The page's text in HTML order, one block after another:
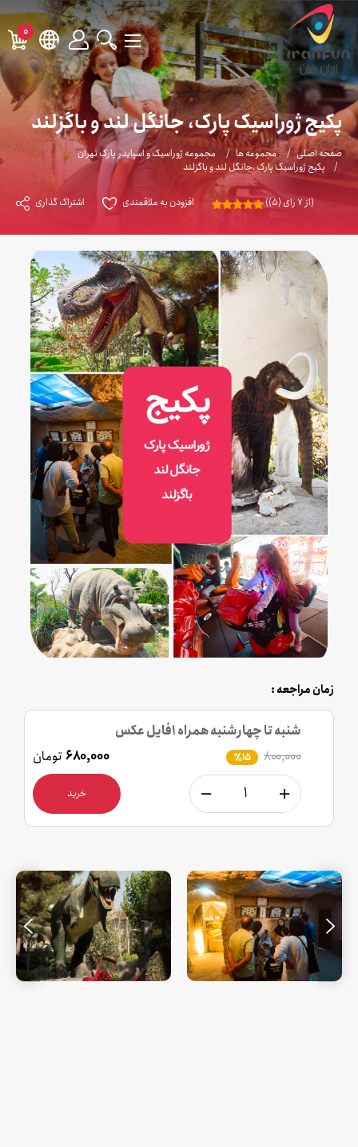
0
پکیج ژوراسیک پارک، جانگل لند و باگزلند
صفحه اصلی مجموعه ها
مجموعه ژوراسیک و اسپایدر پارک تهران
پکیج ژوراسیک پارک ،جانگل لند و باگزلند
(از 7 رای (5)) افزودن به علاقمندی اشتراک گذاری
زمان مراجعه :
شنبه تا چهارشنبه همراه 1فایل عکس
۸۰۰,۰۰۰
٪15 ۶۸۰,۰۰۰ تومان
خرید